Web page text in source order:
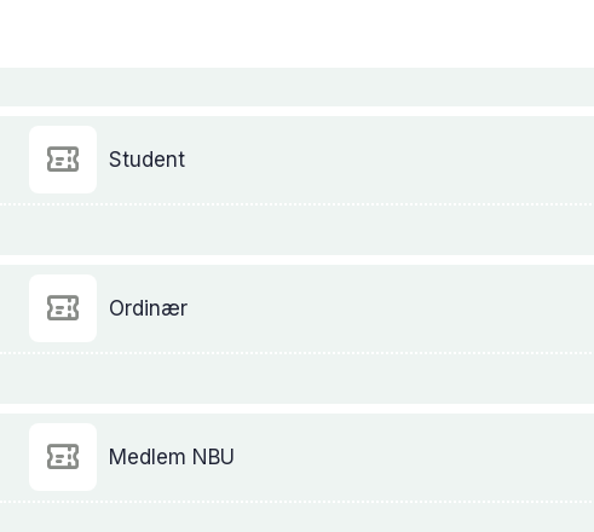
Student
Ordinær
Medlem NBU